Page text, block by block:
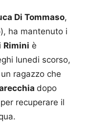
Di Tommaso,
ha mantenuto i
Rimini è
lunedi scorso,
ragazzo che
dopo
recuperare il